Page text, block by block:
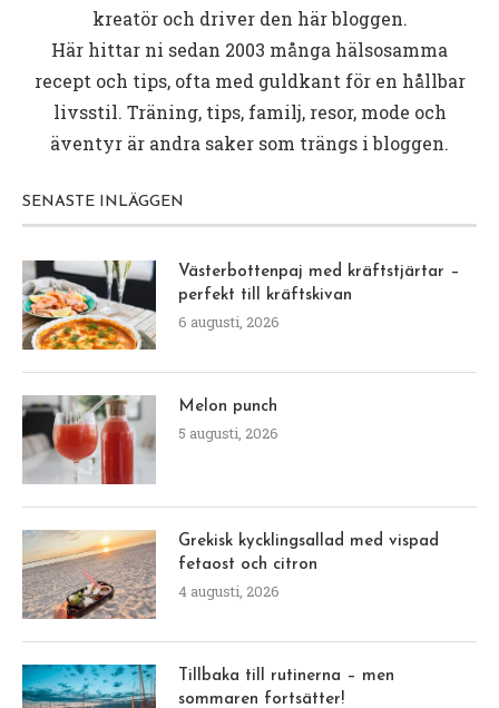
kreatör och driver den här bloggen.
Här hittar ni sedan 2003 många hälsosamma
recept och tips, ofta med guldkant för en hållbar
livsstil. Träning, tips, familj, resor, mode och
äventyr är andra saker som trängs i bloggen.
SENASTE INLÄGGEN
Västerbottenpaj med kräftstjärtar –
perfekt till kräftskivan
6 augusti, 2026
Melon punch
5 augusti, 2026
Grekisk kycklingsallad med vispad
fetaost och citron
4 augusti, 2026
Tillbaka till rutinerna – men
sommaren fortsätter!